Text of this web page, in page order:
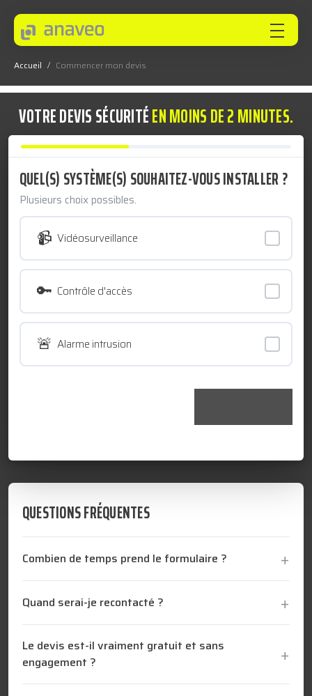
ANAVEO
EXPERTISES
SECTEURS
INNOVEO
NOS INNOVATIONS
TECHNOLOGIQUES
NOUS CONTACTER
Accueil / Commencer mon devis
VOTRE DEVIS SÉCURITÉEN MOINS DE 2 MINUTES.
QUEL(S) SYSTÈME(S) SOUHAITEZ-VOUS INSTALLER ?
Plusieurs choix possibles.
📹 Vidéosurveillance
🔑 Contrôle d'accès
🚨 Alarme intrusion
QUESTIONS FRÉQUENTES
Combien de temps prend le formulaire ?
Quand serai-je recontacté ?
Le devis est-il vraiment gratuit et sans
engagement ?